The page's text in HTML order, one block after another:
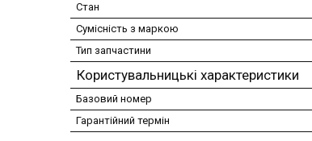
Стан
Сумісність з маркою
Тип запчастини
Користувальницькі характеристики
Базовий номер
Гарантійний термін